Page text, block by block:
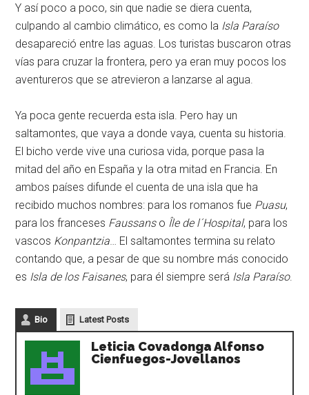
Y así poco a poco, sin que nadie se diera cuenta,
culpando al cambio climático, es como la Isla Paraíso
desapareció entre las aguas. Los turistas buscaron otras
vías para cruzar la frontera, pero ya eran muy pocos los
aventureros que se atrevieron a lanzarse al agua.
Ya poca gente recuerda esta isla. Pero hay un
saltamontes, que vaya a donde vaya, cuenta su historia.
El bicho verde vive una curiosa vida, porque pasa la
mitad del año en España y la otra mitad en Francia. En
ambos países difunde el cuenta de una isla que ha
recibido muchos nombres: para los romanos fue Puasu,
para los franceses Faussans o Île de l´Hospital, para los
vascos Konpantzia… El saltamontes termina su relato
contando que, a pesar de que su nombre más conocido
es Isla de los Faisanes, para él siempre será Isla Paraíso.
Bio Latest Posts
Leticia Covadonga Alfonso
Cienfuegos-Jovellanos